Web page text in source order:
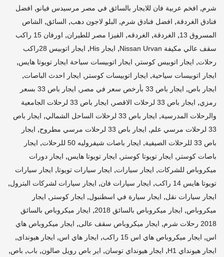
شرم, افخم عربية فان للايجار بالسائق في مصر مرسيدس فيانو, افضل
فنادق الغردقة, افضل فنادق شرم, البلو لاجون دهب, السائق, الشاص
المسروق 13
, الغردقة, الغردقه, الفيزا مصر للطيران,
اورفان 15 راكب
سقف عالي مكيفة Nissan Urvan
, ايجار His ,
ايجار اتوبيس 28راكب
رحلات, ايجار اتوبيس كوستر , ايجار اتوبيسات سياحة ايجار تويوتا هايس,
ايجار اتوبيسات سياحية, ايجار اتوبيسات كوستر , ايجار احدث الباصات,
ايجار باص, ايجار باص 33 بأرخص سعر في مصر ,
ايجار باص 33 بسعر
رمزي, ايجار باص 33 لرحلات الاقصر ,
ايجار باص 33 لرحلات الجامعية
والرحلات المدرسية, ايجار باص 33 لرحلات الساحل الشمالي , ايجار باص
33 لرحلات مرسي علم
, ايجار باص 33 لرحلات مرسي مطروح , ايجار
باص 33 للرحلات الصيفية
, ايجار باصات شيفروليه 50 للرحلات , ايجار
باصات كوستر , ايجار تويوتا كوستر , ايجار تويوتا هايس, ايجار دورات
ميكروباص للشركات, ايجار سيارات, ايجار سيارات تويوتا, ايجار سيارات
تويوتا هايس 14 راكب
, ايجار سيارات فان, ايجار سيارات لشركات البترول,
ايجار سيارات نقل, ايجار سيارة في اسطنبول, ايجار كوستر , ايجار
ميكروباص, ايجار ميكروباص بالسائق 2018 , ايجار ميكروباص بالسائق
2018 رحلات شرم
, ايجار ميكروباص سقف عالى, ايجار ميكروباص هاي
اس, ايجار ميكروباص هاي اس 15 راكب , ايجار هاي اس, ايجار هيونداى,
ايجار هيونداي H1 , ايجار هيونداي توسان, اير باص رويل صالون, باب, باص,